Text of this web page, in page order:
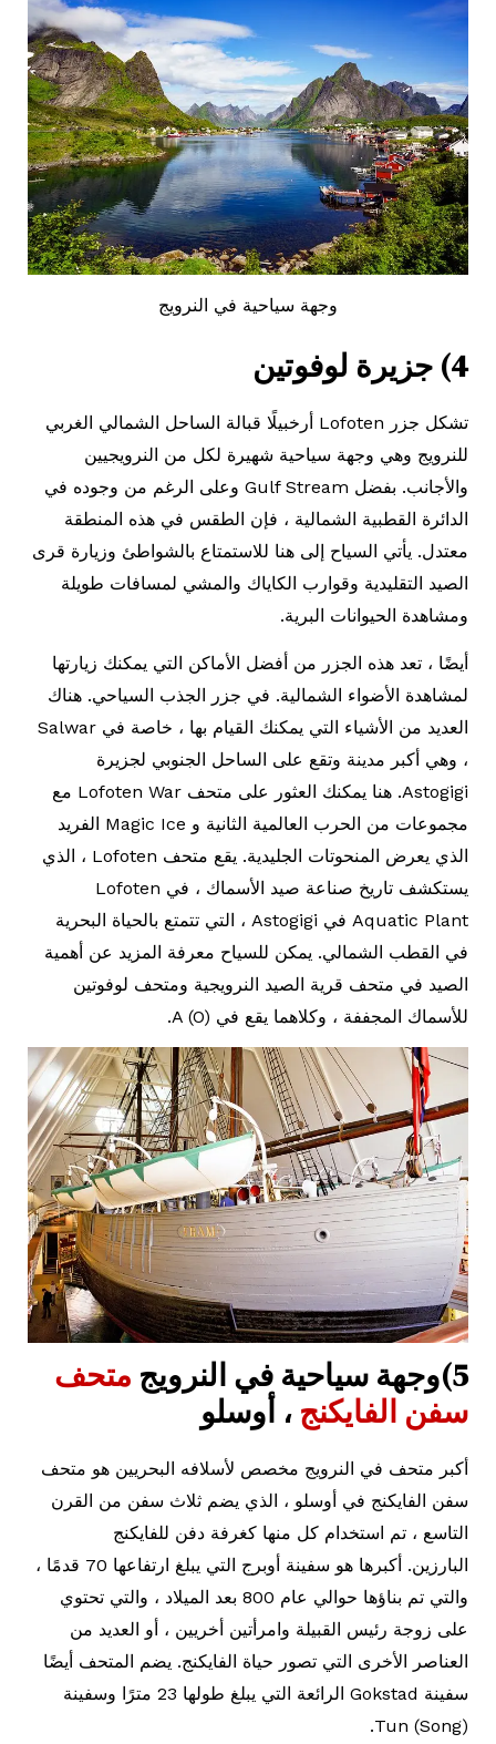
وجهة سياحية في النرويج
4) جزيرة لوفوتين
تشكل جزر Lofoten أرخبيلًا قبالة الساحل الشمالي الغربي
للنرويج وهي وجهة سياحية شهيرة لكل من النرويجيين
والأجانب. بفضل Gulf Stream وعلى الرغم من وجوده في
الدائرة القطبية الشمالية ، فإن الطقس في هذه المنطقة
معتدل. يأتي السياح إلى هنا للاستمتاع بالشواطئ وزيارة قرى
الصيد التقليدية وقوارب الكاياك والمشي لمسافات طويلة
ومشاهدة الحيوانات البرية.
أيضًا ، تعد هذه الجزر من أفضل الأماكن التي يمكنك زيارتها
لمشاهدة الأضواء الشمالية. في جزر الجذب السياحي. هناك
العديد من الأشياء التي يمكنك القيام بها ، خاصة في Salwar
، وهي أكبر مدينة وتقع على الساحل الجنوبي لجزيرة
Astogigi. هنا يمكنك العثور على متحف Lofoten War مع
مجموعات من الحرب العالمية الثانية و Magic Ice الفريد
الذي يعرض المنحوتات الجليدية. يقع متحف Lofoten ، الذي
يستكشف تاريخ صناعة صيد الأسماك ، في Lofoten
Aquatic Plant في Astogigi ، التي تتمتع بالحياة البحرية
في القطب الشمالي. يمكن للسياح معرفة المزيد عن أهمية
الصيد في متحف قرية الصيد النرويجية ومتحف لوفوتين
للأسماك المجففة ، وكلاهما يقع في A (O).
5)وجهة سياحية في النرويج
متحف
سفن الفايكنج ، أوسلو
أكبر متحف في النرويج مخصص لأسلافه البحريين هو متحف
سفن الفايكنج في أوسلو ، الذي يضم ثلاث سفن من القرن
التاسع ، تم استخدام كل منها كغرفة دفن للفايكنج
البارزين. أكبرها هو سفينة أوبرج التي يبلغ ارتفاعها 70 قدمًا ،
والتي تم بناؤها حوالي عام 800 بعد الميلاد ، والتي تحتوي
على زوجة رئيس القبيلة وامرأتين أخريين ، أو العديد من
العناصر الأخرى التي تصور حياة الفايكنج. يضم المتحف أيضًا
سفينة Gokstad الرائعة التي يبلغ طولها 23 مترًا وسفينة
Tun (Song).